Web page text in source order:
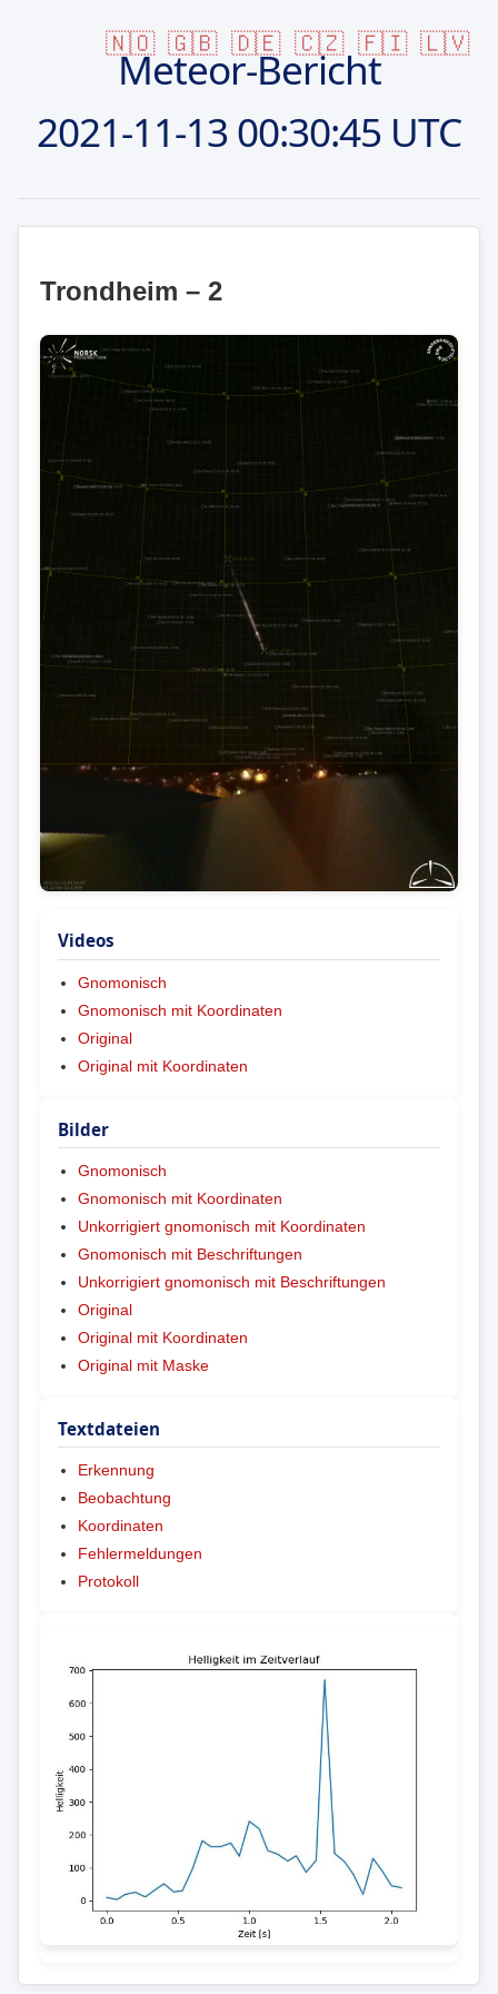
🇳🇴 🇬🇧 🇩🇪 🇨🇿 🇫🇮 🇱🇻
Meteor-Bericht
2021-11-1300:30:45 UTC
Trondheim – 2
Videos
Gnomonisch
Gnomonisch mit Koordinaten
Original
Original mit Koordinaten
Bilder
Gnomonisch
Gnomonisch mit Koordinaten
Unkorrigiert gnomonisch mit Koordinaten
Gnomonisch mit Beschriftungen
Unkorrigiert gnomonisch mit Beschriftungen
Original
Original mit Koordinaten
Original mit Maske
Textdateien
Erkennung
Beobachtung
Koordinaten
Fehlermeldungen
Protokoll